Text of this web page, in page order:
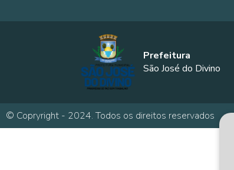
Prefeitura
São José do Divino
© Copryright - 2024. Todos os direitos reservados